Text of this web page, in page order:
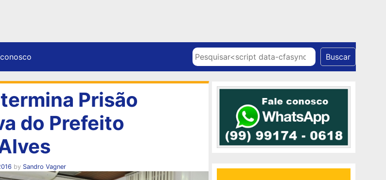
Pesquisar Buscar
Prisão
do Prefeito
by Sandro Vagner